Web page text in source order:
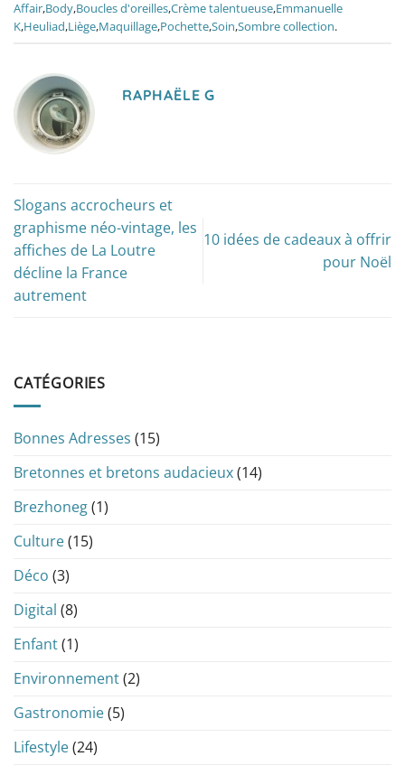
Affair,Body,Boucles d'oreilles,Crème talentueuse,Emmanuelle
K,Heuliad,Liège,Maquillage,Pochette,Soin,Sombre collection.
RAPHAËLE G
Slogans accrocheurs et
graphisme néo-vintage, les
affiches de La Loutre
décline la France
autrement
10 idées de cadeaux à offrir
pour Noël
CATÉGORIES
Bonnes Adresses (15)
Bretonnes et bretons audacieux(14)
Brezhoneg(1)
Culture(15)
Déco (3)
Digital (8)
Enfant(1)
Environnement(2)
Gastronomie(5)
Lifestyle(24)